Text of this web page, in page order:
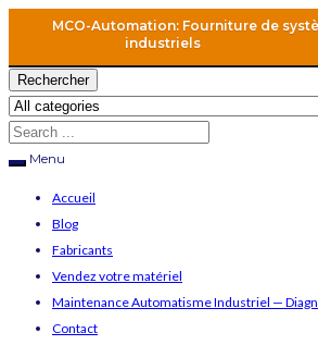
MCO-Automation: Fourniture de
industriels
Rechercher
Menu
Accueil
Blog
Fabricants
Vendez votre matériel
Maintenance Automatisme Industriel —
Contact